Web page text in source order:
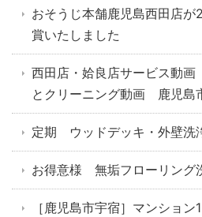
おそうじ本舗鹿児島西田店
賞いたしました
西田店・姶良店サービス動
とクリーニング動画 鹿児島
定期 ウッドデッキ・外壁洗
お得意様 無垢フローリング
［鹿児島市宇宿］マンショ